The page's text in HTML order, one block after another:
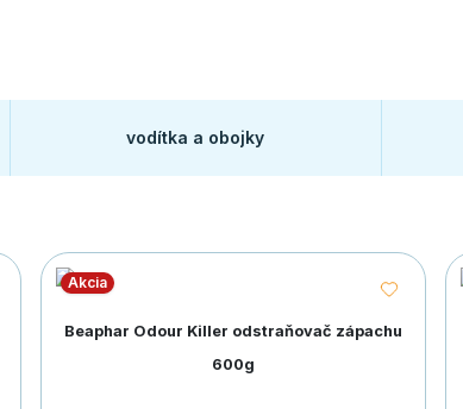
vodítka a obojky
Akcia
Beaphar Odour Killer odstraňovač zápachu
600g